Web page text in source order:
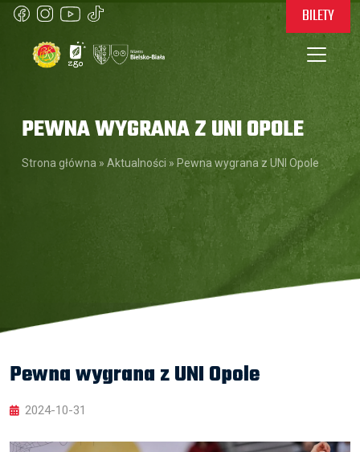
BILETY
PEWNA WYGRANA Z UNI OPOLE
Strona główna » Aktualności » Pewna wygrana z UNI Opole
Pewna wygrana z UNI Opole
2024-10-31